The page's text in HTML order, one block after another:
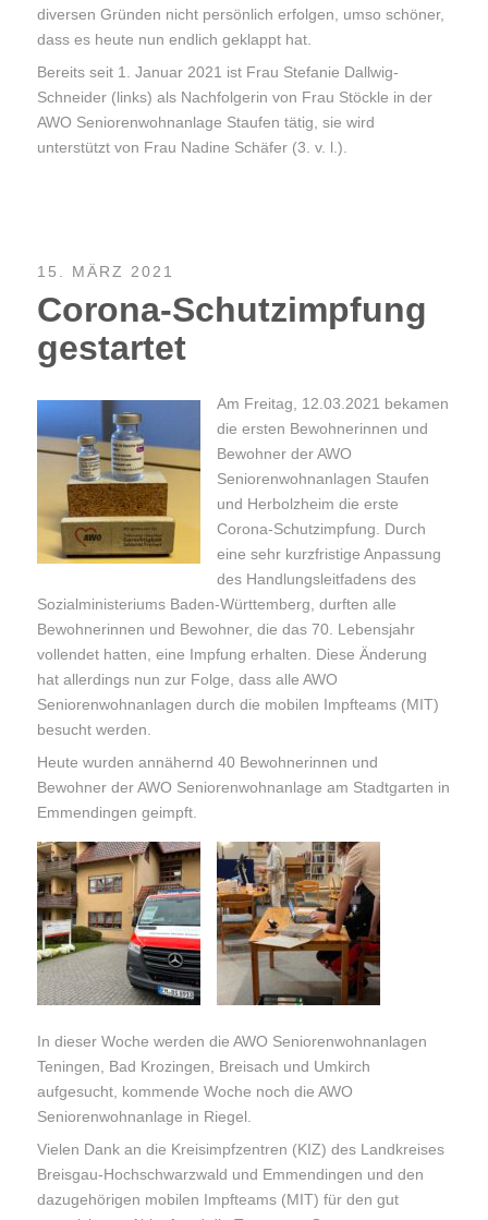
diversen Gründen nicht persönlich erfolgen, umso schöner,
dass es heute nun endlich geklappt hat.
Bereits seit 1. Januar 2021 ist Frau Stefanie Dallwig-
Schneider (links) als Nachfolgerin von Frau Stöckle in der
AWO Seniorenwohnanlage Staufen tätig, sie wird
unterstützt von Frau Nadine Schäfer (3. v. l.).
15. MÄRZ 2021
Corona-Schutzimpfung
gestartet
Am Freitag, 12.03.2021 bekamen
die ersten Bewohnerinnen und
Bewohner der AWO
Seniorenwohnanlagen Staufen
und Herbolzheim die erste
Corona-Schutzimpfung. Durch
eine sehr kurzfristige Anpassung
des Handlungsleitfadens des
Sozialministeriums Baden-Württemberg, durften alle
Bewohnerinnen und Bewohner, die das 70. Lebensjahr
vollendet hatten, eine Impfung erhalten. Diese Änderung
hat allerdings nun zur Folge, dass alle AWO
Seniorenwohnanlagen durch die mobilen Impfteams (MIT)
besucht werden.
Heute wurden annähernd 40 Bewohnerinnen und
Bewohner der AWO Seniorenwohnanlage am Stadtgarten in
Emmendingen geimpft.
In dieser Woche werden die AWO Seniorenwohnanlagen
Teningen, Bad Krozingen, Breisach und Umkirch
aufgesucht, kommende Woche noch die AWO
Seniorenwohnanlage in Riegel.
Vielen Dank an die Kreisimpfzentren (KIZ) des Landkreises
Breisgau-Hochschwarzwald und Emmendingen und den
dazugehörigen mobilen Impfteams (MIT) für den gut